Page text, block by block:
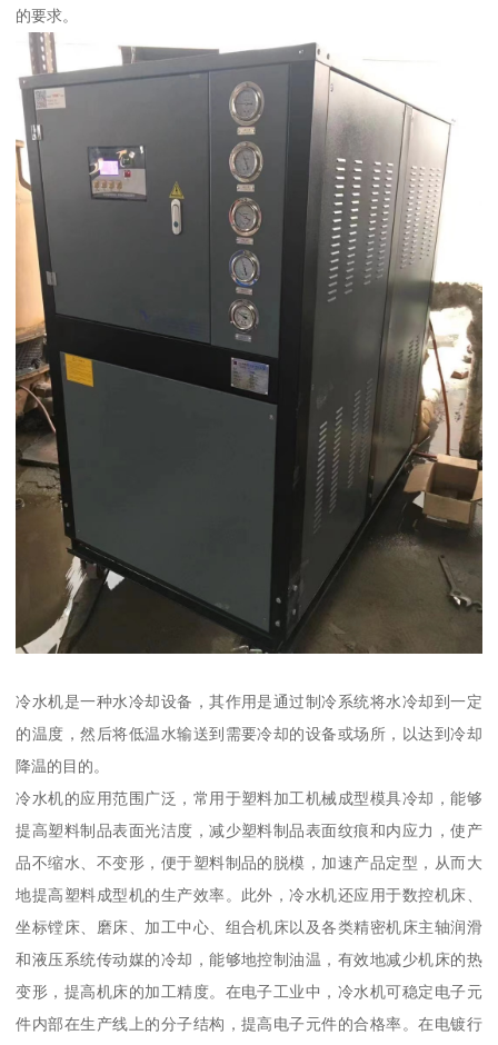
的要求。
冷水机是一种水冷却设备，其作用是通过制冷系统将水冷却到一定
的温度，然后将低温水输送到需要冷却的设备或场所，以达到冷却
降温的目的。
冷水机的应用范围广泛，常用于塑料加工机械成型模具冷却，能够
提高塑料制品表面光洁度，减少塑料制品表面纹痕和内应力，使产
品不缩水、不变形，便于塑料制品的脱模，加速产品定型，从而大
地提高塑料成型机的生产效率。此外，冷水机还应用于数控机床、
坐标镗床、磨床、加工中心、组合机床以及各类精密机床主轴润滑
和液压系统传动媒的冷却，能够地控制油温，有效地减少机床的热
变形，提高机床的加工精度。在电子工业中，冷水机可稳定电子元
件内部在生产线上的分子结构，提高电子元件的合格率。在电镀行